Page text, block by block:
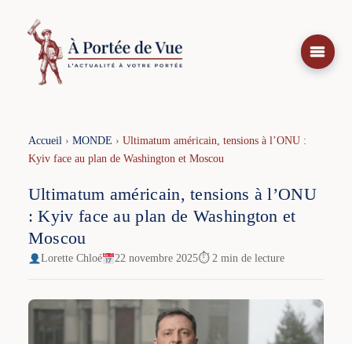
contenu
Accueil› MONDE › Ultimatum américain, tensions à l’ONU :
Kyiv face au plan de Washington et Moscou
Ultimatum américain, tensions à l’ONU
: Kyiv face au plan de Washington et
Moscou
Lorette Chloé 22 novembre 2025⏱ 2 min de lecture